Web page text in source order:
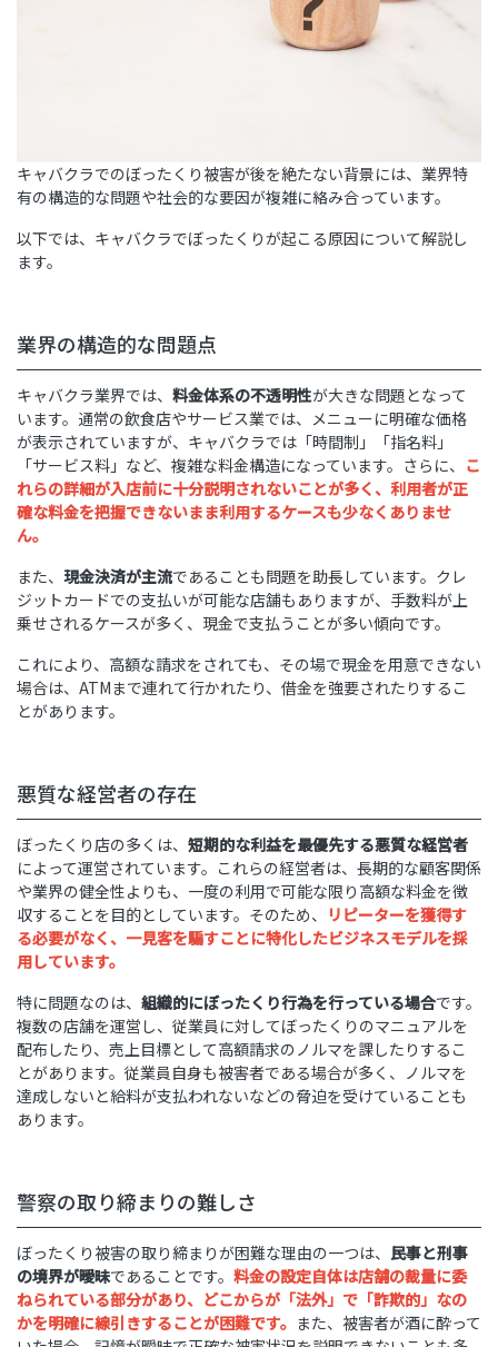
キャバクラでのぼったくり被害が後を絶たない背景には、業界特
有の構造的な問題や社会的な要因が複雑に絡み合っています。
以下では、キャバクラでぼったくりが起こる原因について解説し
ます。
業界の構造的な問題点
キャバクラ業界では、 料金体系の不透明性が大きな問題となって
います。通常の飲食店やサービス業では、メニューに明確な価格
が表示されていますが、キャバクラでは「時間制」「指名料」
「サービス料」など、複雑な料金構造になっています。さらに、 こ
れらの詳細が入店前に十分説明されないことが多く、利用者が正
確な料金を把握できないまま利用するケースも少なくありませ
ん。
また、 現金決済が主流であることも問題を助長しています。クレ
ジットカードでの支払いが可能な店舗もありますが、手数料が上
乗せされるケースが多く、現金で支払うことが多い傾向です。
これにより、高額な請求をされても、その場で現金を用意できない
場合は、ATMまで連れて行かれたり、借金を強要されたりするこ
とがあります。
悪質な経営者の存在
ぼったくり店の多くは、 短期的な利益を最優先する悪質な経営者
によって運営されています。これらの経営者は、長期的な顧客関係
や業界の健全性よりも、一度の利用で可能な限り高額な料金を徴
収することを目的としています。そのため、
リピーターを獲得す
る必要がなく、一見客を騙すことに特化したビジネスモデルを採
用しています。
特に問題なのは、 組織的にぼったくり行為を行っている場合です。
複数の店舗を運営し、従業員に対してぼったくりのマニュアルを
配布したり、売上目標として高額請求のノルマを課したりするこ
とがあります。従業員自身も被害者である場合が多く、ノルマを
達成しないと給料が支払われないなどの脅迫を受けていることも
あります。
警察の取り締まりの難しさ
ぼったくり被害の取り締まりが困難な理由の一つは、 民事と刑事
の境界が曖昧であることです。 料金の設定自体は店舗の裁量に委
ねられている部分があり、どこからが「法外」で「詐欺的」なの
かを明確に線引きすることが困難です。 また、被害者が酒に酔って